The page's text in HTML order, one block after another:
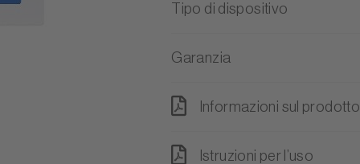
Tipo di dispositivo
Garanzia
Informazioni sul prodotto
Istruzioni per l’uso